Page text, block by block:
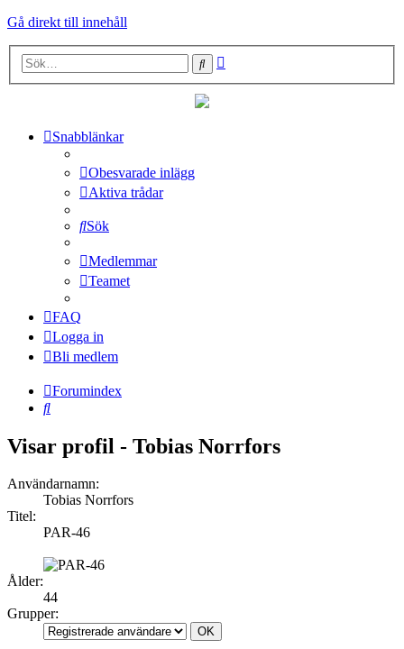
Gå direkt till innehåll
Sök
Snabblänkar
Obesvarade inlägg
Aktiva trådar
Sök
Medlemmar
Teamet
FAQ
Logga in
Bli medlem
Forumindex
Sök
Visar profil - Tobias Norrfors
Användarnamn:
Tobias Norrfors
Titel:
PAR-46
Ålder:
44
Grupper: